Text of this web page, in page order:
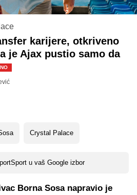
karijere, otkriveno
je Ajax pustio samo da
Crystal Palace
u vaš Google izbor
Borna Sosa napravio je